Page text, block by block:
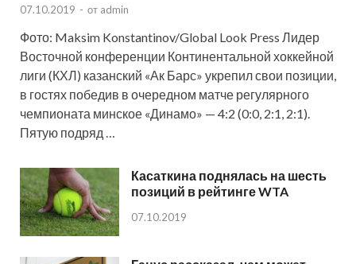
07.10.2019 - от admin
Фото: Maksim Konstantinov/Global Look Press Лидер
Восточной конференции Континентальной хоккейной
лиги (КХЛ) казанский «Ак Барс» укрепил свои позиции,
в гостях победив в очередном матче регулярного
чемпионата минское «Динамо» — 4:2 (0:0, 2:1, 2:1).
Пятую подряд …
Касаткина поднялась на шесть
позиций в рейтинге WTA
07.10.2019